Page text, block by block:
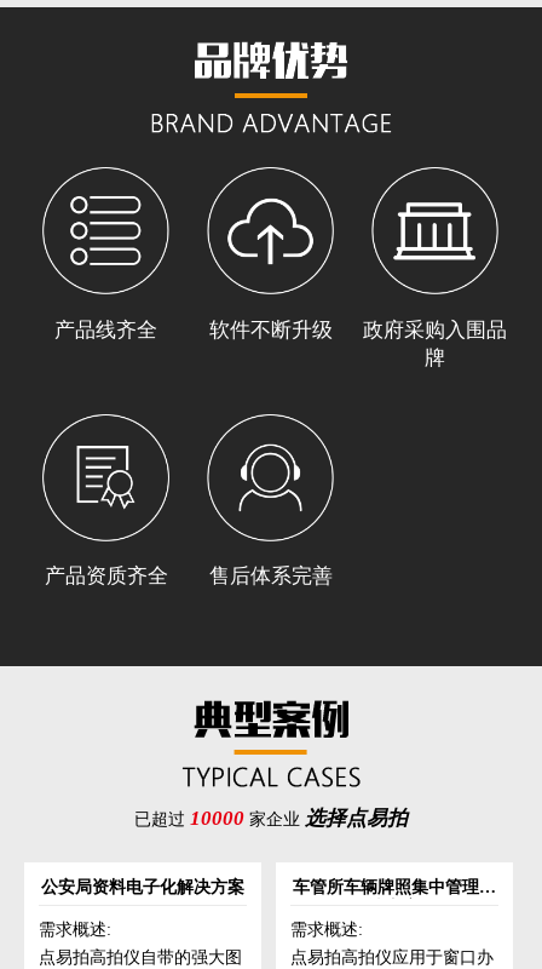
产品线齐全 软件不断升级
政府采购入围品
牌
产品资质齐全 售后体系完善
已超过 10000 家企业 选择点易拍
公安局资料电子化解决方案
需求概述:
点易拍高拍仪自带的强大图
车管所车辆牌照集中管理解
需求概述:
点易拍高拍仪应用于窗口办